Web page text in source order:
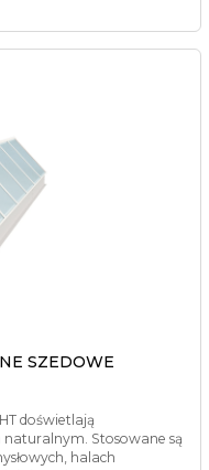
SZEDOWE
doświetlają
Stosowane są
halach